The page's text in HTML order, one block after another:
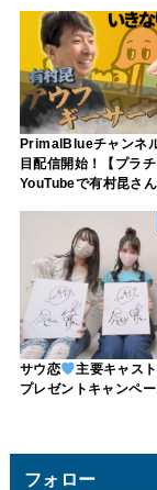
PrimalBlueチャンネ
目配信開始！【プラチ
YouTubeで有村昆さ
サウ恋
主要キャス
プレゼントキャンペー
フォロー